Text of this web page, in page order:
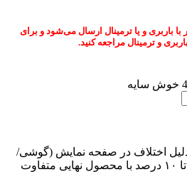
با باربری و یا ترمینال ارسال می‌شود و برای
مراجعه کنید.
در صفحه نمایش (گوشی/
از نظر رنگ تا ۱۰ درصد با محصول نهایی متفاوت